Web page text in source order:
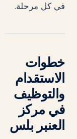
في كل مرحلة.
خطوات
الاستقدام
والتوظيف
في مركز
العنبر بلس